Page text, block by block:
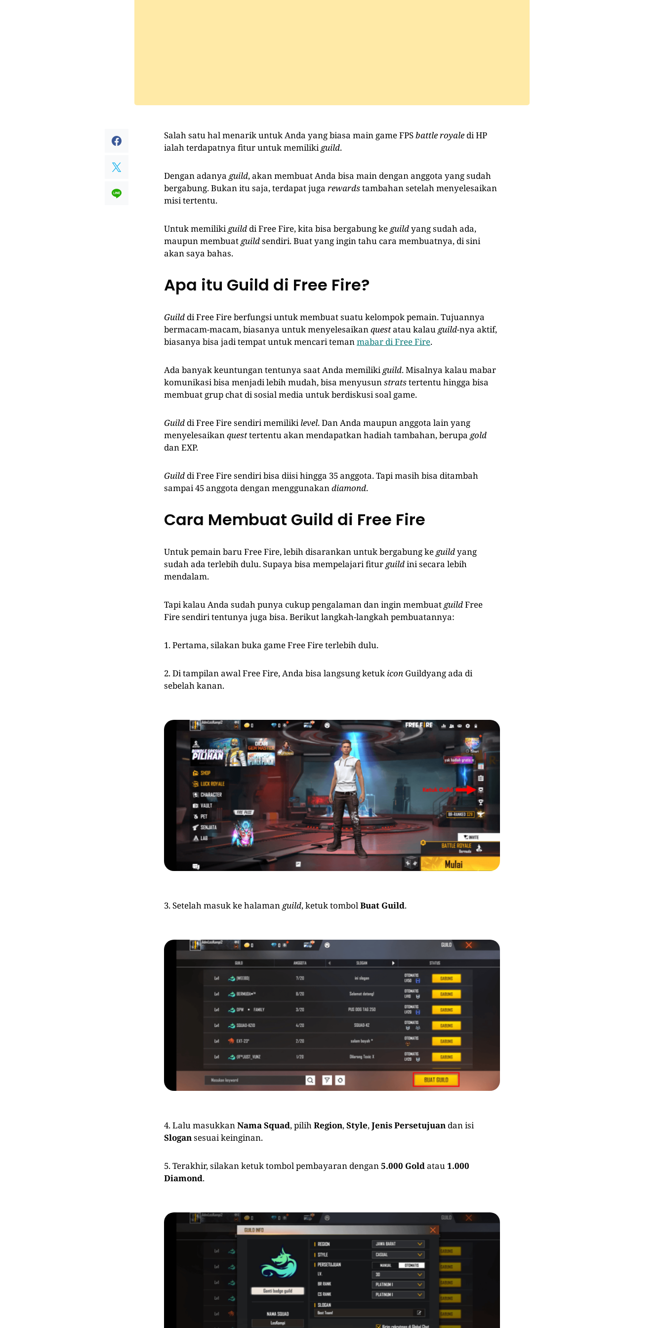
Salah satu hal menarik untuk Anda yang biasa main game FPSbattle royale di HP
ialah terdapatnya fitur untuk memilikiguild.
Dengan adanya guild, akan membuat Anda bisa main dengan anggota yang sudah
bergabung. Bukan itu saja, terdapat juga rewardstambahan setelah menyelesaikan
misi tertentu.
Untuk memilikiguild di Free Fire, kita bisa bergabung ke guildyang sudah ada,
maupun membuat guildsendiri. Buat yang ingin tahu cara membuatnya, di sini
akan saya bahas.
Apa itu Guild di Free Fire?
Guild di Free Fire berfungsi untuk membuat suatu kelompok pemain. Tujuannya
bermacam-macam, biasanya untuk menyelesaikanquestatau kalau guild-nya aktif,
biasanya bisa jadi tempat untuk mencari temanmabar di Free Fire.
Ada banyak keuntungan tentunya saat Anda memilikiguild. Misalnya kalau mabar
komunikasi bisa menjadi lebih mudah, bisa menyusunstratstertentu hingga bisa
membuat grup chat di sosial media untuk berdiskusi soal game.
Guild di Free Fire sendiri memilikilevel. Dan Anda maupun anggota lain yang
menyelesaikanquesttertentu akan mendapatkan hadiah tambahan, berupa gold
dan EXP.
Guild di Free Fire sendiri bisa diisi hingga 35 anggota. Tapi masih bisa ditambah
sampai 45 anggota dengan menggunakandiamond.
Cara Membuat Guild di Free Fire
Untuk pemain baru Free Fire, lebih disarankan untuk bergabung ke guildyang
sudah ada terlebih dulu. Supaya bisa mempelajari fitur guildini secara lebih
mendalam.
Tapi kalau Anda sudah punya cukup pengalaman dan ingin membuat guildFree
Fire sendiri tentunya juga bisa. Berikut langkah-langkah pembuatannya:
1. Pertama, silakan buka game Free Fire terlebih dulu.
2. Di tampilan awal Free Fire, Anda bisa langsung ketuk icon Guildyang ada di
sebelah kanan.
3. Setelah masuk ke halaman guild, ketuk tombolBuat Guild.
4. Lalu masukkanNama Squad, pilihRegion,Style,Jenis Persetujuan dan isi
Slogansesuai keinginan.
5. Terakhir, silakan ketuk tombol pembayaran dengan5.000 Goldatau1.000
Diamond.